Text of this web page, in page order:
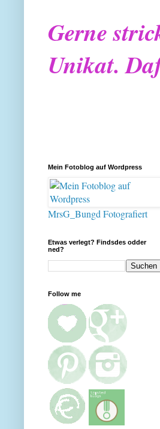
Gerne
Unikat.
Mein Fotoblog auf Wordpress
MrsG_Bungd Fotografiert
Etwas verlegt? Findsdes odder
ned?
Follow me